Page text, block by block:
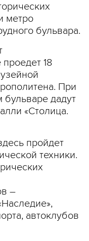
метро
бульвара.
18
При
бульваре дадут
«Столица.
пройдет
техники.
–
автоклубов